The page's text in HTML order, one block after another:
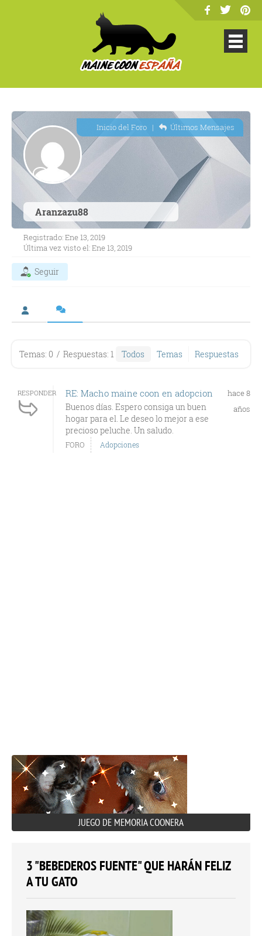
Aranzazu88
Inicio del Foro| Últimos Mensajes
Registrado: Ene 13, 2019
Última vez visto el: Ene 13, 2019
Seguir
Temas: 0 / Respuestas: 1 Todos Temas Respuestas
RESPONDER RE: Macho maine coon en adopcion
Buenos días. Espero consiga un buen
hogar para el. Le deseo lo mejor a ese
precioso peluche. Un saludo.
hace 8
años
FORO Adopciones
JUEGO DE MEMORIA COONERA
3 "BEBEDEROS FUENTE" QUE HARÁN FELIZ
A TU GATO